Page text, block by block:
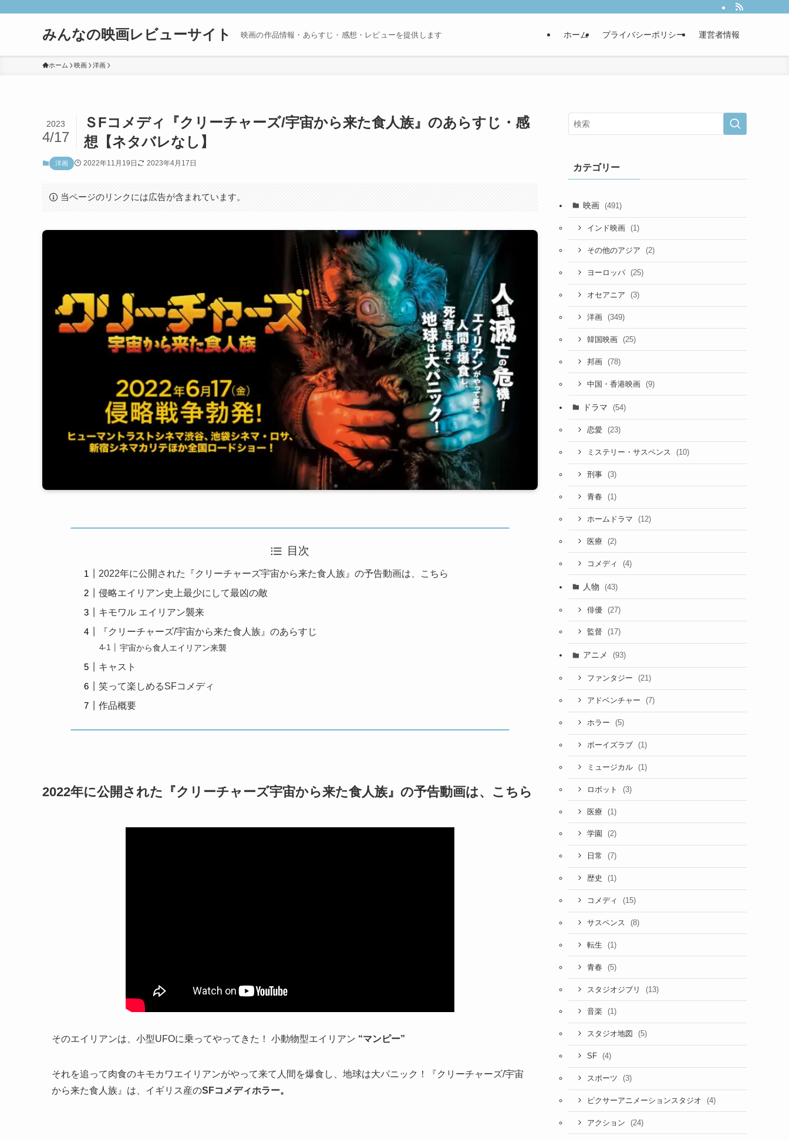
みんなの映画レビューサイト 映画の作品情報・あらすじ・感想・レビューを提供します ホーム プライバシーポリシー 運営者情報
ホーム 映画 洋画
ＳFコメディ『クリーチャーズ/宇宙から来た食人族』のあらすじ・感
想【ネタバレなし】
2023
4/17
洋画 2022年11月19日 2023年4月17日
当ページのリンクには広告が含まれています。
目次
2022年に公開された『クリーチャーズ宇宙から来た食人族』の予告動画は、こちら
侵略エイリアン史上最少にして最凶の敵
キモワル エイリアン襲来
『クリーチャーズ/宇宙から来た食人族』のあらすじ
宇宙から食人エイリアン来襲
キャスト
笑って楽しめるSFコメディ
作品概要
2022年に公開された『クリーチャーズ宇宙から来た食人族』の予告動画は、こちら
そのエイリアンは、小型UFOに乗ってやってきた！ 小動物型エイリアン “マンピー”
それを追って肉食のキモカワエイリアンがやって来て人間を爆食し、地球は大パニック！『クリーチャーズ/宇宙
から来た食人族』は、イギリス産のSFコメディホラー。
カテゴリー
映画 (491)
インド映画 (1)
その他のアジア (2)
ヨーロッパ (25)
オセアニア (3)
洋画 (349)
韓国映画 (25)
邦画 (78)
中国・香港映画 (9)
ドラマ (54)
恋愛 (23)
ミステリー・サスペンス (10)
刑事 (3)
青春 (1)
ホームドラマ (12)
医療 (2)
コメディ (4)
人物 (43)
俳優 (27)
監督 (17)
アニメ (93)
ファンタジー (21)
アドベンチャー (7)
ホラー (5)
ボーイズラブ (1)
ミュージカル (1)
ロボット (3)
医療 (1)
学園 (2)
日常 (7)
歴史 (1)
コメディ (15)
サスペンス (8)
転生 (1)
青春 (5)
スタジオジブリ (13)
音楽 (1)
スタジオ地図 (5)
SF (4)
スポーツ (3)
ピクサーアニメーションスタジオ (4)
アクション (24)